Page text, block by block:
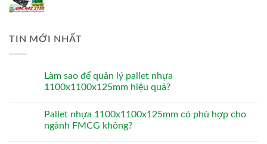
TIN MỚI NHẤT
Làm sao để quản lý pallet nhựa
1100x1100x125mm hiệu quả?
Pallet nhựa 1100x1100x125mm có phù hợp cho
ngành FMCG không?